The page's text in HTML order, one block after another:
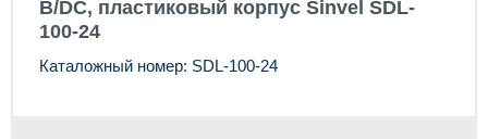
В/DC, пластиковый корпус Sinvel SDL-
100-24
Каталожный номер: SDL-100-24